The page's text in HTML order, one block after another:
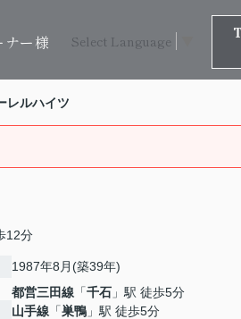
ナー様 Select Language
レルハイツ
12分
1987年8月(築39年)
都営三田線 「千石 」駅 徒歩5分
山手線 「巣鴨 」駅 徒歩5分